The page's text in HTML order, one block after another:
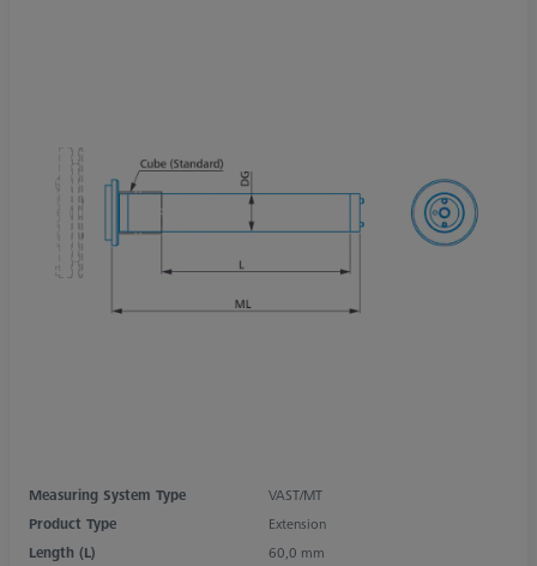
Measuring System Type
VAST/MT
Product Type
Extension
Length (L)
60,0 mm